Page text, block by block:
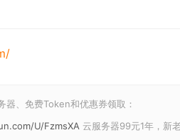
、免费Token和优惠券领取：
U/FzmsXA 云服务器99元1年，新